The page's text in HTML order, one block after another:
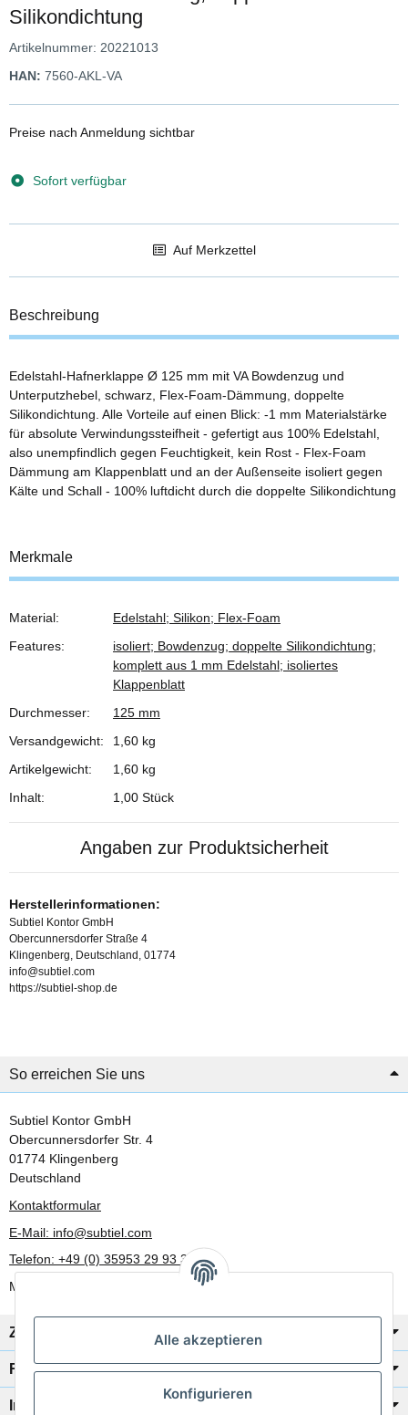
Alle akzeptieren
Konfigurieren
Silikondichtung
Artikelnummer: 20221013
HAN: 7560-AKL-VA
Preise nach Anmeldung sichtbar
Sofort verfügbar
Auf Merkzettel
Beschreibung
Edelstahl-Hafnerklappe Ø 125 mm mit VA Bowdenzug und
Unterputzhebel, schwarz, Flex-Foam-Dämmung, doppelte
Silikondichtung. Alle Vorteile auf einen Blick: -1 mm Materialstärke
für absolute Verwindungssteifheit - gefertigt aus 100% Edelstahl,
also unempfindlich gegen Feuchtigkeit, kein Rost - Flex-Foam
Dämmung am Klappenblatt und an der Außenseite isoliert gegen
Kälte und Schall - 100% luftdicht durch die doppelte Silikondichtung
Merkmale
Produkteigenschaft
Wert
Material:
Edelstahl; Silikon; Flex-Foam
Features:
isoliert; Bowdenzug; doppelte Silikondichtung;
komplett aus 1 mm Edelstahl; isoliertes
Klappenblatt
Durchmesser:
125 mm
Versandgewicht:
1,60 kg
Artikelgewicht:
1,60 kg
Inhalt:
1,00 Stück
Angaben zur Produktsicherheit
Herstellerinformationen:
Subtiel Kontor GmbH
Obercunnersdorfer Straße 4
Klingenberg, Deutschland, 01774
info@subtiel.com
https://subtiel-shop.de
So erreichen Sie uns
Subtiel Kontor GmbH
Obercunnersdorfer Str. 4
01774 Klingenberg
Deutschland
Kontaktformular
E-Mail: info@subtiel.com
Telefon: +49 (0) 35953 29 93 30
Mo-Fr: 8:00 Uhr - 17:00 Uhr
Zahlung/Versand
Rechtliches
Informationen